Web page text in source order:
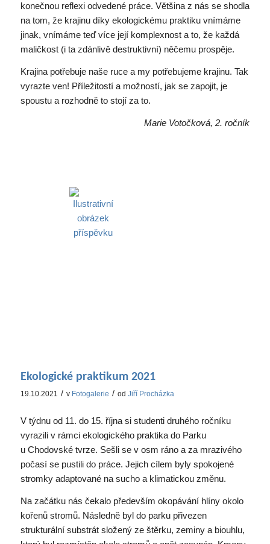
konečnou reflexi odvedené práce. Většina z nás se shodla
na tom, že krajinu díky ekologickému praktiku vnímáme
jinak, vnímáme teď více její komplexnost a to, že každá
maličkost (i ta zdánlivě destruktivní) něčemu prospěje.
Krajina potřebuje naše ruce a my potřebujeme krajinu. Tak
vyrazte ven! Příležitostí a možností, jak se zapojit, je
spoustu a rozhodně to stojí za to.
Marie Votočková, 2. ročník
Ekologické praktikum 2021
19.10.2021 / v Fotogalerie / od Jiří Procházka
V týdnu od 11. do 15. října si studenti druhého ročníku
vyrazili v rámci ekologického praktika do Parku
u Chodovské tvrze. Sešli se v osm ráno a za mrazivého
počasí se pustili do práce. Jejich cílem byly spokojené
stromky adaptované na sucho a klimatickou změnu.
Na začátku nás čekalo především okopávání hlíny okolo
kořenů stromů. Následně byl do parku přivezen
strukturální substrát složený ze štěrku, zeminy a biouhlu,